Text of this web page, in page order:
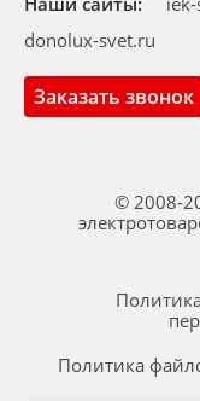
Заказать звонок
donolux-svet.ru
© 2008-
Политика